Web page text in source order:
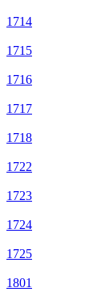
1714
1715
1716
1717
1718
1722
1723
1724
1725
1801